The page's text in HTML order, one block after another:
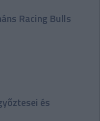
Racing Bulls
és